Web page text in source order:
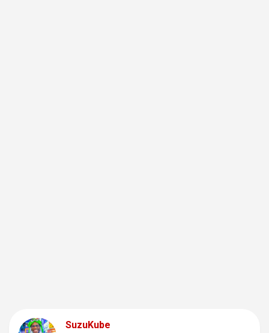
SuzuKube